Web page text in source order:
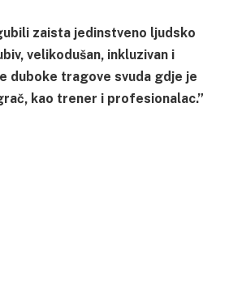
zaista jedinstveno ljudsko
velikodušan, inkluzivan i
duboke tragove svuda gdje je
kao trener i profesionalac.”